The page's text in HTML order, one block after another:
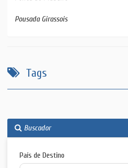
Pousada Girassois
Tags
Buscador
País de Destino